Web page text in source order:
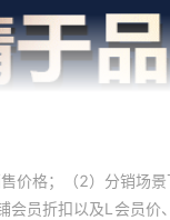
价格；（2）分销场
员折扣以及L会员